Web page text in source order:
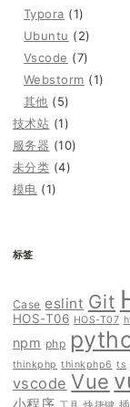
Typora (1)
Ubuntu (2)
Vscode (7)
Webstorm (1)
其他 (5)
技术站 (1)
服务器 (10)
未分类 (4)
模电 (1)
标签
Case eslint Git
HOS-T06 HOS-T07
npm php
thinkphp thinkphp6 ts
vscode Vue